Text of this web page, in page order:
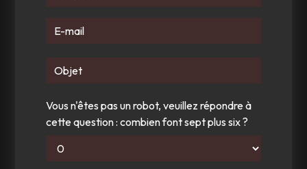
Vous n'êtes pas un robot, veuillez répondre à
cette question : combien font sept plus six ?